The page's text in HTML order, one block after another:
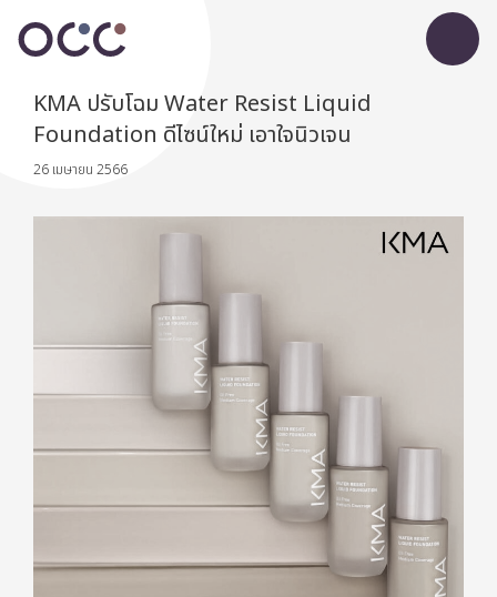
KMA ปรับโฉม Water Resist Liquid
Foundation ดีไซน์ใหม่ เอาใจนิวเจน
26 เมษายน 2566